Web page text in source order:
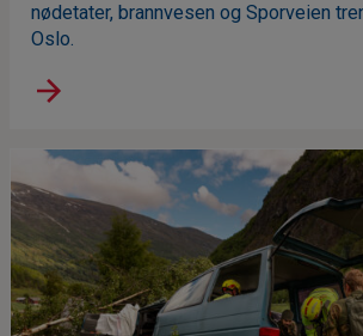
nødetater, brannvesen og Sporveien
Oslo.